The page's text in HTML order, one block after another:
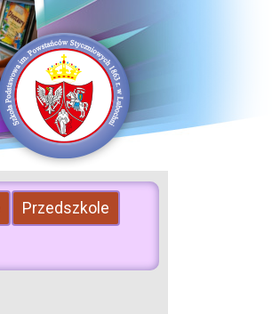
Przedszkole